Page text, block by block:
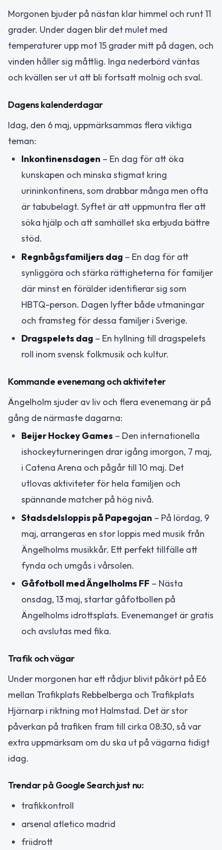
Morgonen bjuder på nästan klar himmel och runt 11
grader. Under dagen blir det mulet med
temperaturer upp mot 15 grader mitt på dagen, och
vinden håller sig måttlig. Inga nederbörd väntas
och kvällen ser ut att bli fortsatt molnig och sval.
Dagens kalenderdagar
Idag, den 6 maj, uppmärksammas flera viktiga
teman:
Inkontinensdagen – En dag för att öka
kunskapen och minska stigmat kring
urininkontinens, som drabbar många men ofta
är tabubelagt. Syftet är att uppmuntra fler att
söka hjälp och att samhället ska erbjuda bättre
stöd.
Regnbågsfamiljers dag – En dag för att
synliggöra och stärka rättigheterna för familjer
där minst en förälder identifierar sig som
HBTQ-person. Dagen lyfter både utmaningar
och framsteg för dessa familjer i Sverige.
Dragspelets dag – En hyllning till dragspelets
roll inom svensk folkmusik och kultur.
Kommande evenemang och aktiviteter
Ängelholm sjuder av liv och flera evenemang är på
gång de närmaste dagarna:
Beijer Hockey Games – Den internationella
ishockeyturneringen drar igång imorgon, 7 maj,
i Catena Arena och pågår till 10 maj. Det
utlovas aktiviteter för hela familjen och
spännande matcher på hög nivå.
Stadsdelsloppis på Papegojan – På lördag, 9
maj, arrangeras en stor loppis med musik från
Ängelholms musikkår. Ett perfekt tillfälle att
fynda och umgås i vårsolen.
Gåfotboll med Ängelholms FF – Nästa
onsdag, 13 maj, startar gåfotbollen på
Ängelholms idrottsplats. Evenemanget är gratis
och avslutas med fika.
Trafik och vägar
Under morgonen har ett rådjur blivit påkört på E6
mellan Trafikplats Rebbelberga och Trafikplats
Hjärnarp i riktning mot Halmstad. Det är stor
påverkan på trafiken fram till cirka 08:30, så var
extra uppmärksam om du ska ut på vägarna tidigt
idag.
Trendar på Google Search just nu:
trafikkontroll
arsenal atletico madrid
friidrott